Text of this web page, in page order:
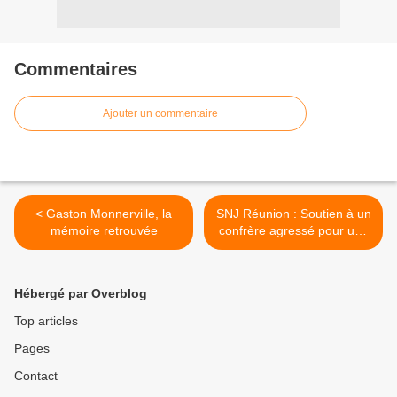
Commentaires
Ajouter un commentaire
< Gaston Monnerville, la
mémoire retrouvée
SNJ Réunion : Soutien à un
confrère agressé pour une
critique de théâtre >
Hébergé par Overblog
Top articles
Pages
Contact